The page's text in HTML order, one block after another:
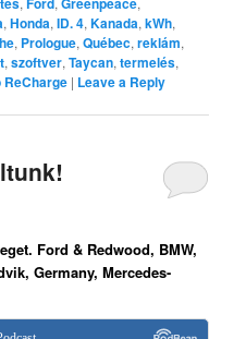
,Honda,ID. 4,Kanada,kWh,
, Prologue,Québec,reklám,
,szoftver,Taycan,termelés,
ReCharge | Leave a Reply
Ford & Redwood, BMW,
Germany, Mercedes-